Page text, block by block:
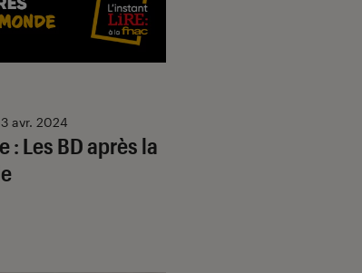
: Les BD après la
avr. 2024